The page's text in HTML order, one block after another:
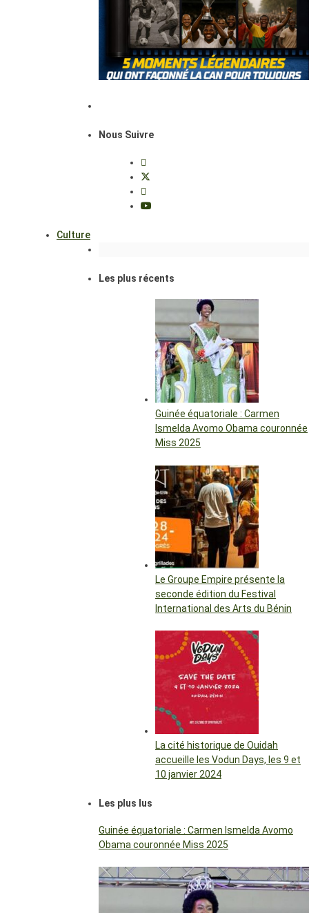
Nous Suivre
Culture
Les plus récents
Guinée équatoriale : Carmen
Ismelda Avomo Obama couronnée
Miss 2025
Le Groupe Empire présente la
seconde édition du Festival
International des Arts du Bénin
La cité historique de Ouidah
accueille les Vodun Days, les 9 et
10 janvier 2024
Les plus lus
Guinée équatoriale : Carmen Ismelda Avomo
Obama couronnée Miss 2025